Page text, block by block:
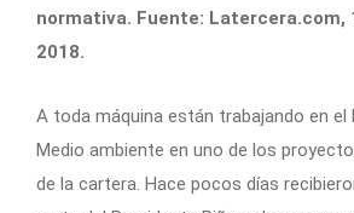
normativa. Fuente: Latercera.com,
2018.
A toda máquina están trabajando en el
Medio ambiente en uno de los
de la cartera. Hace pocos días